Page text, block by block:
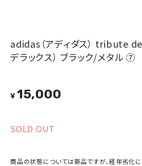
adidas（アディダス） tribute
デラックス） ブラック/メタル ⑦
¥15,000
SOLD OUT
商品の状態については新品ですが、経年劣化